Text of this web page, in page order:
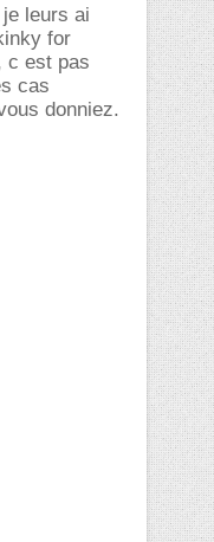
leurs ai
for
c est pas
cas
donniez.